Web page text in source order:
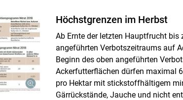
Höchstgrenzen im Herbst
Ab Ernte der letzten Hauptfrucht bis
angeführten Verbotszeitraums auf
Beginn des oben angeführten
Ackerfutterflächen dürfen maximal
pro Hektar mit stickstoffhältigem
Gärrückstände, Jauche und nicht